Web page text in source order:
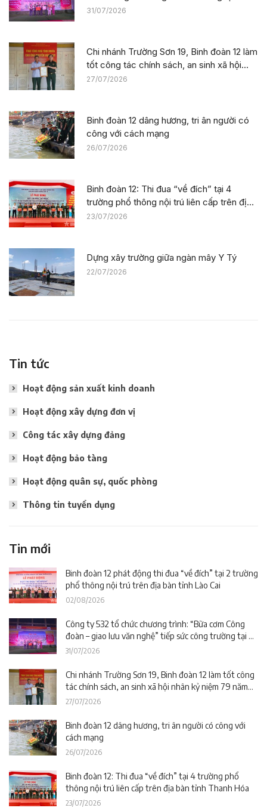
sức công trường tại dự án Trường phổ
31/07/2026
Chi nhánh Trường Sơn 19, Binh đoàn 12 làm
tốt công tác chính sách, an sinh xã hội
nhân kỷ niệm 79 năm Ngày Thương binh –
27/07/2026
Binh đoàn 12 dâng hương, tri ân người có
công với cách mạng
26/07/2026
Binh đoàn 12: Thi đua “về đích” tại 4
trường phổ thông nội trú liên cấp trên địa
bàn tỉnh Thanh Hóa
23/07/2026
Dựng xây trường giữa ngàn mây Y Tý
22/07/2026
Tin tức
Hoạt động sản xuất kinh doanh
Hoạt động xây dựng đơn vị
Công tác xây dựng đảng
Hoạt động bảo tàng
Hoạt động quân sự, quốc phòng
Thông tin tuyển dụng
Tin mới
Binh đoàn 12 phát động thi đua “về đích” tại 2 trường
phổ thông nội trú trên địa bàn tỉnh Lào Cai
02/08/2026
Công ty 532 tổ chức chương trình: “Bữa cơm Công
đoàn – giao lưu văn nghệ” tiếp sức công trường tại dự
án Trường phổ thông nội trú liên cấp La Êê (TP. Đà
31/07/2026
Chi nhánh Trường Sơn 19, Binh đoàn 12 làm tốt công
tác chính sách, an sinh xã hội nhân kỷ niệm 79 năm
Ngày Thương binh – Liệt sĩ
27/07/2026
Binh đoàn 12 dâng hương, tri ân người có công với
cách mạng
26/07/2026
Binh đoàn 12: Thi đua “về đích” tại 4 trường phổ
thông nội trú liên cấp trên địa bàn tỉnh Thanh Hóa
23/07/2026